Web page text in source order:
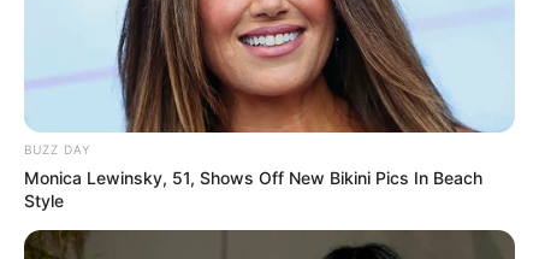
Hotel Kölnhierbuchen
Lage des Römisch-Germanischen Museums in
Köln:
BUZZ DAY
Monica Lewinsky, 51, Shows Off New Bikini Pics In Beach
Style